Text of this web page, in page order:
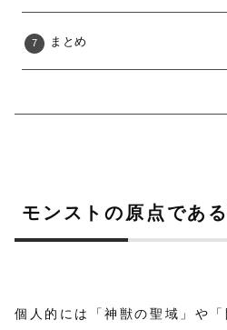
まとめ
モンストの原点であ
個人的には「神獣の聖域」や